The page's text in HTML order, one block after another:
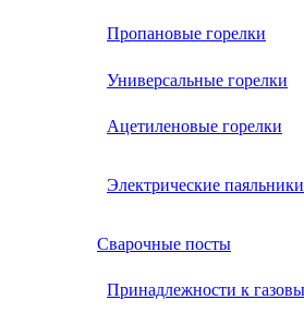
Пропановые горелки
Универсальные горелки
Ацетиленовые горелки
Электрические паяльники
Сварочные посты
Принадлежности к